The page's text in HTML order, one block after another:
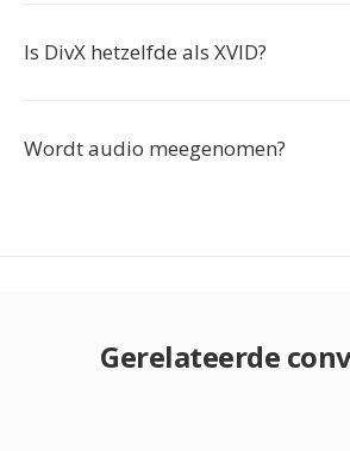
Is DivX hetzelfde als XVID?
Wordt audio meegenomen?
Gerelateerde